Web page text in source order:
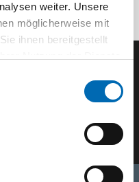
weiter. Unsere
möglicherweise mit
ihnen bereitgestellt